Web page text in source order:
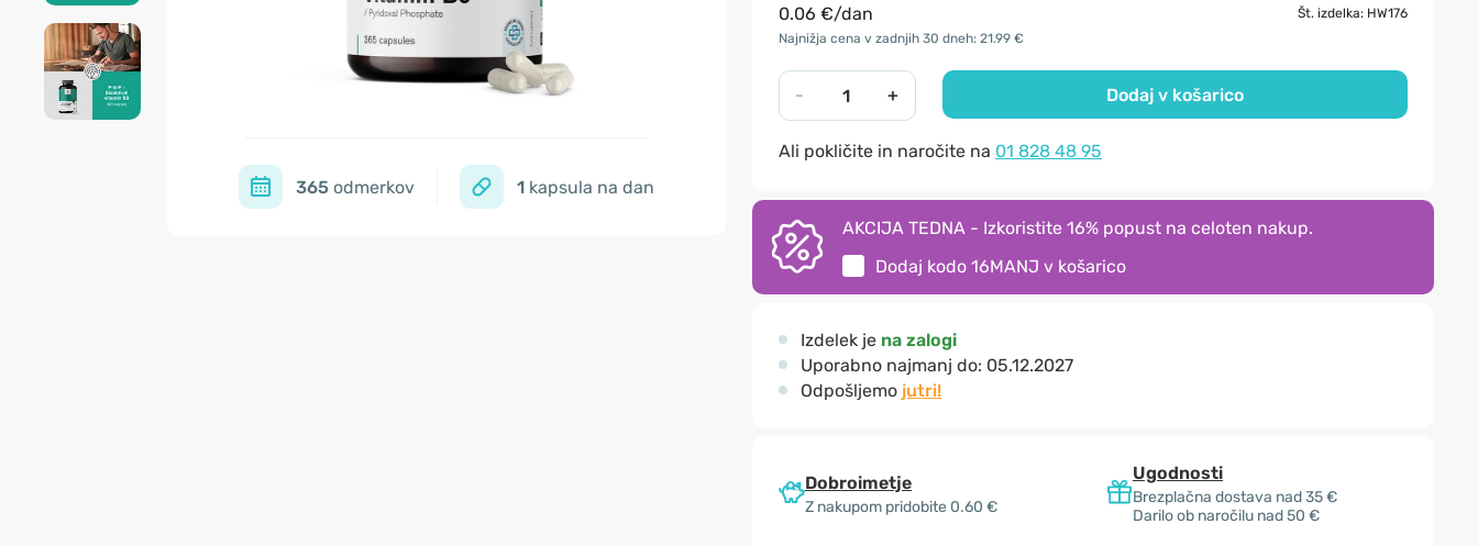
365 odmerkov 1 kapsula na dan
0.06 €/dan
Št. izdelka: HW176
Najnižja cena v zadnjih 30 dneh: 21.99 €
- + Dodaj v košarico
Ali pokličite in naročite na 01 828 48 95
AKCIJA TEDNA - Izkoristite 16% popust na celoten nakup.
Dodaj kodo 16MANJ v košarico
Izdelek je na zalogi
Uporabno najmanj do: 05.12.2027
Odpošljemo jutri!
Dobroimetje
Z nakupom pridobite 0.60 €
Ugodnosti
Brezplačna dostava nad 35 €
Darilo ob naročilu nad 50 €